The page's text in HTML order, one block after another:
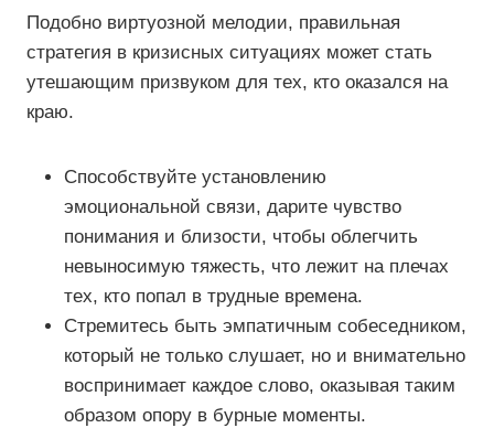
Подобно виртуозной мелодии, правильная
стратегия в кризисных ситуациях может стать
утешающим призвуком для тех, кто оказался на
краю.
Способствуйте установлению
эмоциональной связи, дарите чувство
понимания и близости, чтобы облегчить
невыносимую тяжесть, что лежит на плечах
тех, кто попал в трудные времена.
Стремитесь быть эмпатичным собеседником,
который не только слушает, но и внимательно
воспринимает каждое слово, оказывая таким
образом опору в бурные моменты.